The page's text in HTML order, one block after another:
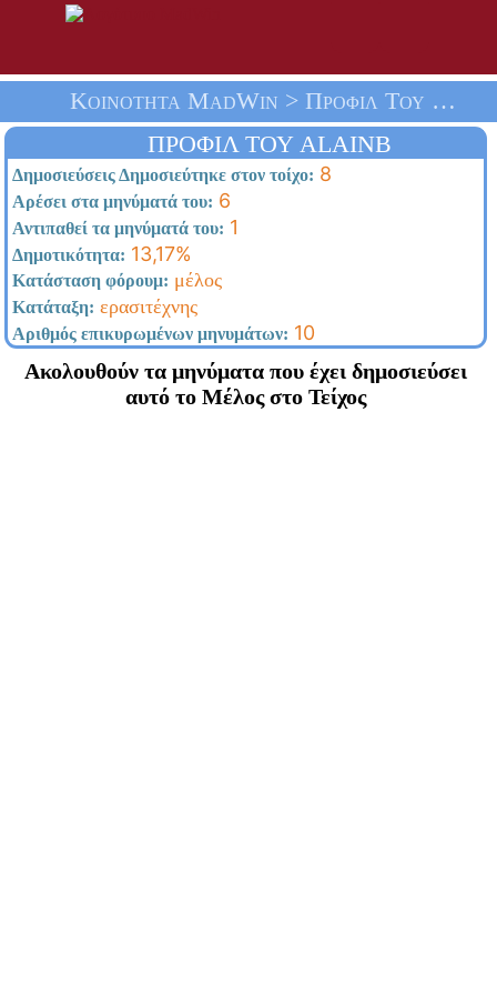
Κοινότητα MadWin > Προφίλ Του Alainb > Αρχική Σελίδα
ΠΡΟΦΊΛ ΤΟΥ ALAINB
Δημοσιεύσεις Δημοσιεύτηκε στον τοίχο: 8
Αρέσει στα μηνύματά του: 6
Αντιπαθεί τα μηνύματά του: 1
Δημοτικότητα: 13,17%
Κατάσταση φόρουμ: μέλος
Κατάταξη: ερασιτέχνης
Αριθμός επικυρωμένων μηνυμάτων: 10
Ακολουθούν τα μηνύματα που έχει δημοσιεύσει
αυτό το Μέλος στο Τείχος